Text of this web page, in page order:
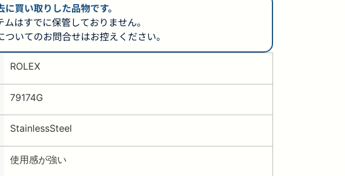
に買い取りした品物です。
ムはすでに保管しておりません。
ついてのお問合せはお控えください。
ROLEX
79174G
StainlessSteel
使用感が強い